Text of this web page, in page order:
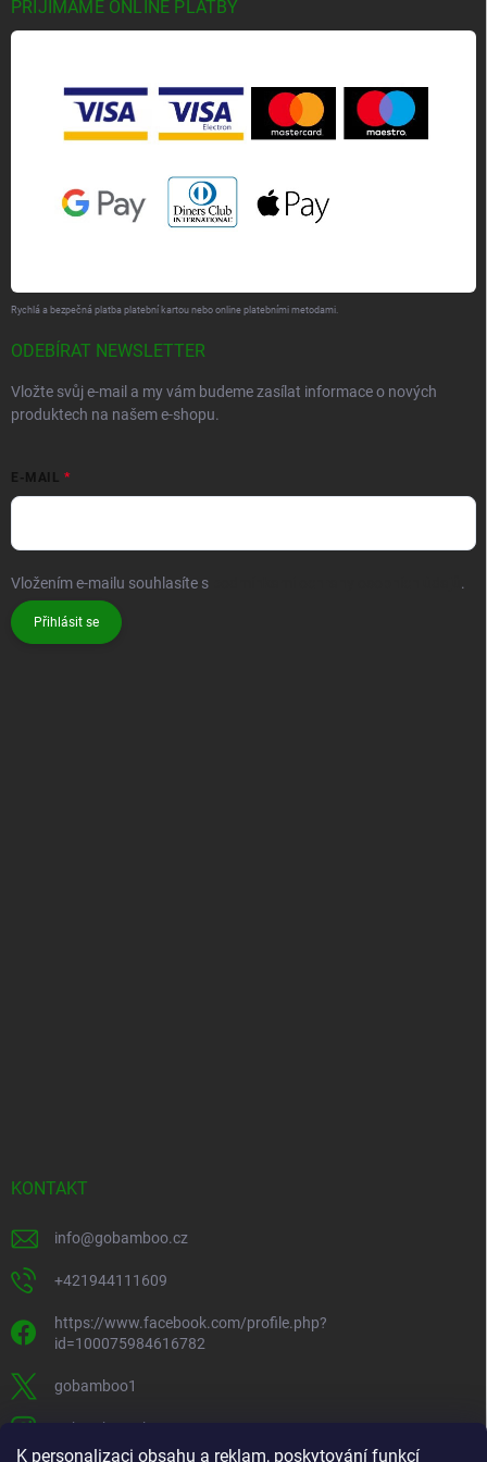
K personalizaci obsahu a reklam, poskytování funkcí
PŘIJÍMÁME ONLINE PLATBY
Rychlá a bezpečná platba platební kartou nebo online platebními metodami.
ODEBÍRAT NEWSLETTER
Vložte svůj e-mail a my vám budeme zasílat informace o nových
produktech na našem e-shopu.
E-MAIL
Vložením e-mailu souhlasíte s .
Přihlásit se
KONTAKT
info@gobamboo.cz
+421944111609
https://www.facebook.com/profile.php?
id=100075984616782
gobamboo1
gobamboo_sk